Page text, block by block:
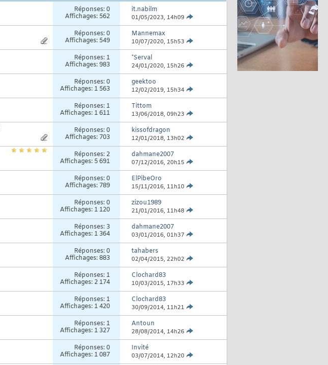
Réponses:0
Affichages: 562
it.nabilm
01/05/2023, 14h09
Réponses:0
Affichages: 549
Mannemax
10/07/2020, 15h53
Réponses: 1
Affichages: 983
*Serval
24/01/2020, 15h26
Réponses:0
Affichages: 1 563
geektoo
12/02/2019, 15h34
Réponses: 1
Affichages: 1 611
Tittom
13/06/2018, 09h23
Réponses:0
Affichages: 703
kissofdragon
12/01/2018, 13h02
Réponses: 2
Affichages: 5 691
dahmane2007
07/12/2016, 20h15
Réponses:0
Affichages: 789
ElPibeOro
15/11/2016, 11h10
Réponses:0
Affichages: 1 120
zizou1989
21/01/2016, 11h48
Réponses: 3
Affichages: 1 364
dahmane2007
03/01/2016, 01h37
Réponses:0
Affichages: 883
tahabers
02/04/2015, 22h02
Réponses: 1
Affichages: 2 174
Clochard83
10/03/2015, 17h33
Réponses: 1
Affichages: 1 420
Clochard83
30/09/2014, 11h21
Réponses: 1
Affichages: 1 327
Antoun
28/08/2014, 14h26
Réponses:0
Affichages: 1 087
Invité
03/07/2014, 12h20